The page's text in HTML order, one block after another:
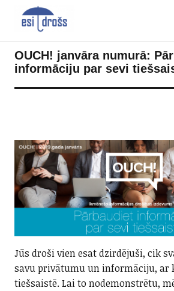
OUCH! janvāra numurā:
informāciju par sevi
Jūs droši vien esat dzirdējuši, cik
savu privātumu un informāciju, ar
tiešsaistē. Lai to nodemonstrētu,